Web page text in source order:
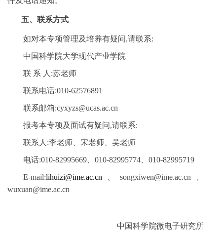
五、 联系方式
如对本专项管理及培养有疑问,请联系:
中国科学院大学现代产业学院
联 系 人:苏老师
联系电话:010-62576891
联系邮箱:cyxyzs@ucas.ac.cn
报考本专项及面试有疑问,请联系:
联系人:李老师、宋老师、吴老师
电话:010-82995669、010-82995774、010-82995719
E-mail:lihuizi@ime.ac.cn 、songxiwen@ime.ac.cn、
wuxuan@ime.ac.cn
中国科学院微电子研究所